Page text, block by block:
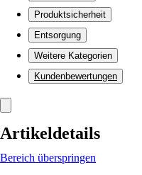
Produktsicherheit
Entsorgung
Weitere Kategorien
Kundenbewertungen
Artikeldetails
Bereich überspringen